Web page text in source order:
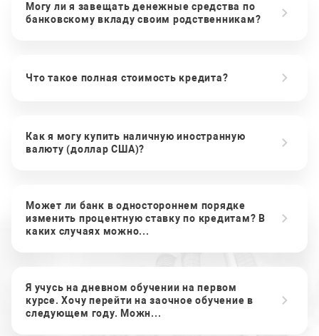
Могу ли я завещать денежные средства по
банковскому вкладу своим родственникам?
Что такое полная стоимость кредита?
Как я могу купить наличную иностранную
валюту (доллар США)?
Может ли банк в одностороннем порядке
изменить процентную ставку по кредитам? В
каких случаях можно...
Я учусь на дневном обучении на первом
курсе. Хочу перейти на заочное обучение в
следующем году. Можн...